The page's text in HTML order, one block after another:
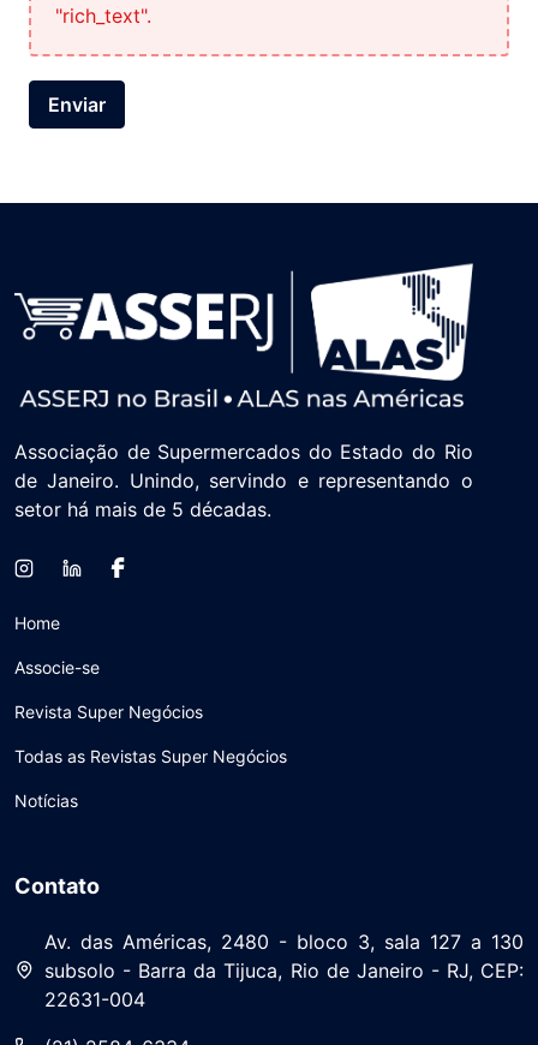
"rich_text".
Enviar
Associação de Supermercados do Estado do Rio
de Janeiro. Unindo, servindo e representando o
setor há mais de 5 décadas.
Home
Associe-se
Revista Super Negócios
Todas as Revistas Super Negócios
Notícias
Contato
Av. das Américas, 2480 - bloco 3, sala 127 a 130
subsolo - Barra da Tijuca, Rio de Janeiro - RJ, CEP:
22631-004